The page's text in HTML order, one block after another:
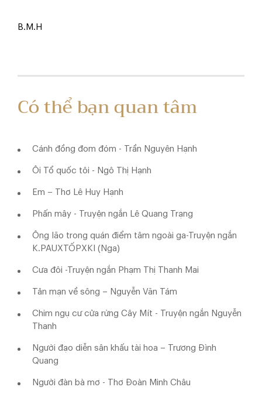
B.M.H
Có thể bạn quan tâm
Cánh đồng đom đóm - Trần Nguyên Hạnh
Ôi Tổ quốc tôi - Ngô Thị Hạnh
Em – Thơ Lê Huy Hạnh
Phấn mây - Truyện ngắn Lê Quang Trạng
Ông lão trong quán điểm tâm ngoài ga-Truyện ngắn
K.PAUXTỐPXKI (Nga)
Cưa đôi -Truyện ngắn Phạm Thị Thanh Mai
Tản mạn về sông – Nguyễn Văn Tám
Chim ngụ cư cửa rừng Cây Mít - Truyện ngắn Nguyễn
Thanh
Người đạo diễn sân khấu tài hoa – Trương Đình
Quang
Người đàn bà mơ - Thơ Đoàn Minh Châu